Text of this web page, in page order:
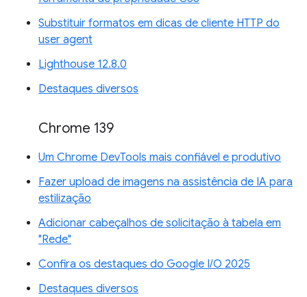
Substituir formatos em dicas de cliente HTTP do
user agent
Lighthouse 12.8.0
Destaques diversos
Chrome 139
Um Chrome DevTools mais confiável e produtivo
Fazer upload de imagens na assistência de IA para
estilização
Adicionar cabeçalhos de solicitação à tabela em
"Rede"
Confira os destaques do Google I/O 2025
Destaques diversos